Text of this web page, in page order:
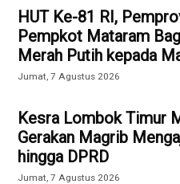
HUT Ke-81 RI,
Pempkot Mataram
Merah Putih kepada
Jumat, 7 Agustus 2026
Kesra Lombok Timur
Gerakan Magrib
hingga DPRD
Jumat, 7 Agustus 2026